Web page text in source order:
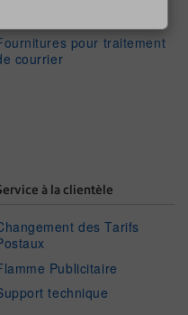
pour traitement
courrier
à la clientèle
des Tarifs
Publicitaire
technique